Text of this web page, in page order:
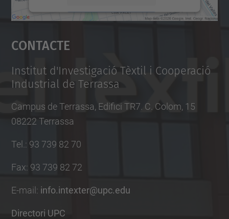
Accepta
powered by
Contacte
Institut d'Investigació Tèxtil i Cooperació
Industrial de Terrassa
Campus de Terrassa, Edifici TR7. C. Colom, 15
08222 Terrassa
Tel. : 93 739 82 70
Fax: 93 739 82 72
E-mail: info.intexter@upc.edu
Directori UPC